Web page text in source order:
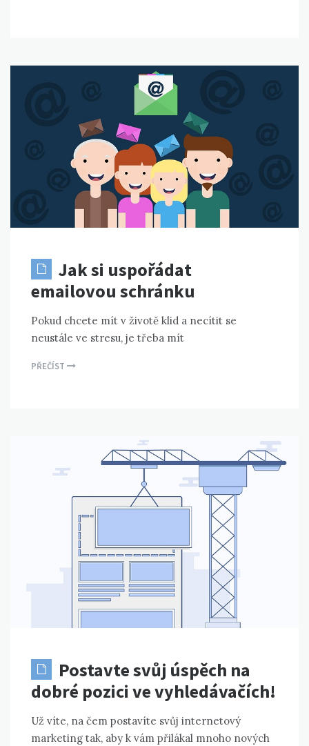
Jak si uspořádat
emailovou schránku
Pokud chcete mít v životě klid a necítit se
neustále ve stresu, je třeba mít
PŘEČÍST
Postavte svůj úspěch na
dobré pozici ve vyhledávačích!
Už víte, na čem postavíte svůj internetový
marketing tak, aby k vám přilákal mnoho nových